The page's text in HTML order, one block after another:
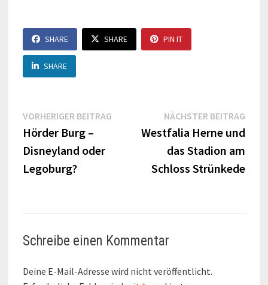
SHARE SHARE PIN IT
SHARE
Beitragsnavigation
VORHERIGER BEITRAGVorheriger
Beitrag:
Hörder Burg –
Disneyland oder
Legoburg?
NÄCHSTER BEITRAG
Westfalia Herne und
das Stadion am
Schloss Strünkede
Schreibe einen Kommentar
Deine E-Mail-Adresse wird nicht veröffentlicht.